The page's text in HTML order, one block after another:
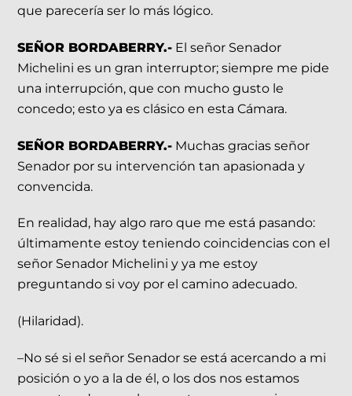
que parecería ser lo más lógico.
SEÑOR BORDABERRY.- El señor Senador
Michelini es un gran interruptor; siempre me pide
una interrupción, que con mucho gusto le
concedo; esto ya es clásico en esta Cámara.
SEÑOR BORDABERRY.- Muchas gracias señor
Senador por su intervención tan apasionada y
convencida.
En realidad, hay algo raro que me está pasando:
últimamente estoy teniendo coincidencias con el
señor Senador Michelini y ya me estoy
preguntando si voy por el camino adecuado.
(Hilaridad).
–No sé si el señor Senador se está acercando a mi
posición o yo a la de él, o los dos nos estamos